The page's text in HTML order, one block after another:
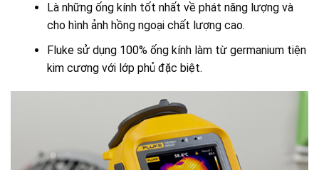
Là những ống kính tốt nhất về phát năng lượng và
cho hình ảnh hồng ngoại chất lượng cao.
Fluke sử dụng 100% ống kính làm từ germanium tiện
kim cương với lớp phủ đặc biệt.